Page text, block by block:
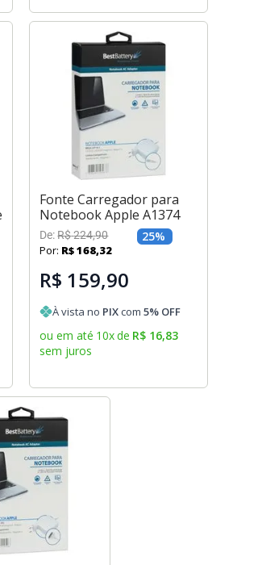
Fonte Carregador para
Notebook Apple A1374
De:R$224,90 25%
Por: R$168,32
R$ 159,90
À vista no PIXcom5% OFF
ou em até 10xde R$ 16,83
sem juros